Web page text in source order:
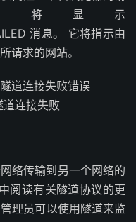
将显示
消息。 它将指示由
请求的网站。
连接失败
络传输到另一个网络的
阅读有关隧道协议的更
理员可以使用隧道来监